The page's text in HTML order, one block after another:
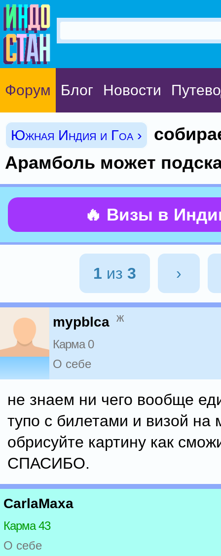
Форум Блог Новости
Южная Индия и Гоа ›
Арамболь может
🔥 Визы в
1 из 3 ›
mypblca ж
Карма 0
О себе
не знаем ни чего вообще
тупо с билетами и визой на
обрисуйте картину как
СПАСИБО.
CarlaMaxa
Карма 43
О себе